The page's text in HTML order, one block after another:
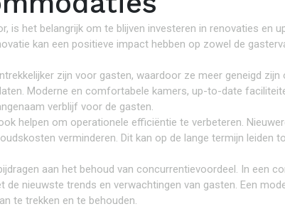
is het belangrijk om te blijven investeren in renovaties en
kan een positieve impact hebben op zowel de
zijn voor gasten, waardoor ze meer geneigd
Moderne en comfortabele kamers, up-to-date
verblijf voor de gasten.
helpen om operationele efficiëntie te verbeteren.
verminderen. Dit kan op de lange termijn leiden
aan het behoud van concurrentievoordeel. In een
de nieuwste trends en verwachtingen van gasten. Een
te trekken en te behouden.